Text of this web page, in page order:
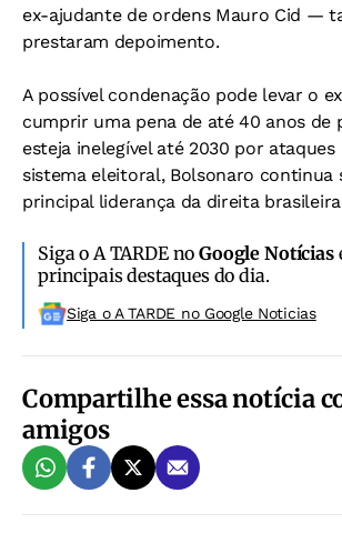
ex-ajudante de ordens Mauro Cid —
prestaram depoimento.
A possível condenação pode levar o
cumprir uma pena de até 40 anos de
esteja inelegível até 2030 por
sistema eleitoral, Bolsonaro continua
principal liderança da direita
Siga o A TARDE noGoogle Notícias
principais destaques do dia.
Siga o A TARDE no Google Noticias
Compartilhe essa notícia
amigos